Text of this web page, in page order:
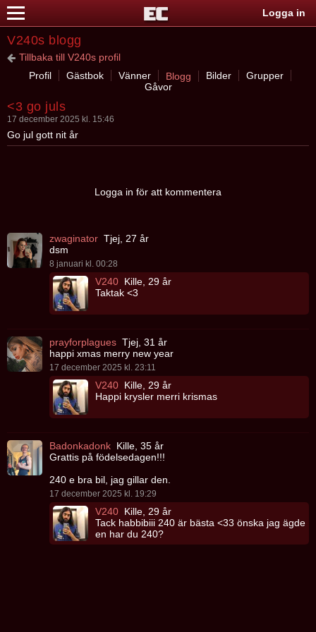
Logga in
V240s blogg
Tillbaka till V240s profil
Profil
Gästbok Vänner Blogg Bilder
Grupper
Gåvor
<3 go juls
17 december 2025 kl. 15:46
Go jul gott nit år
Logga in för att kommentera
zwaginator Tjej, 27 år
dsm
8 januari kl. 00:28
V240 Kille, 29 år
Taktak <3
prayforplagues Tjej, 31 år
happi xmas merry new year
17 december 2025 kl. 23:11
V240 Kille, 29 år
Happi krysler merri krismas
Badonkadonk Kille, 35 år
Grattis på födelsedagen!!!
240 e bra bil, jag gillar den.
17 december 2025 kl. 19:29
V240 Kille, 29 år
Tack habbibiii 240 är bästa <33 önska jag ägde
en har du 240?